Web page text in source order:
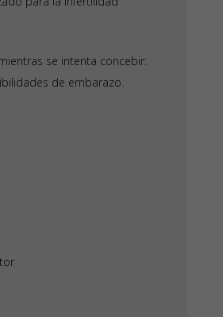
se intenta concebir:
de embarazo.